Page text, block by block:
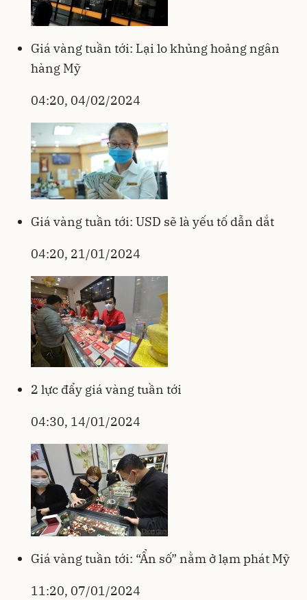
Giá vàng tuần tới: Lại lo khủng hoảng ngân
hàng Mỹ
04:20, 04/02/2024
Giá vàng tuần tới: USD sẽ là yếu tố dẫn dắt
04:20, 21/01/2024
2 lực đẩy giá vàng tuần tới
04:30, 14/01/2024
Giá vàng tuần tới: “Ẩn số” nằm ở lạm phát Mỹ
11:20, 07/01/2024